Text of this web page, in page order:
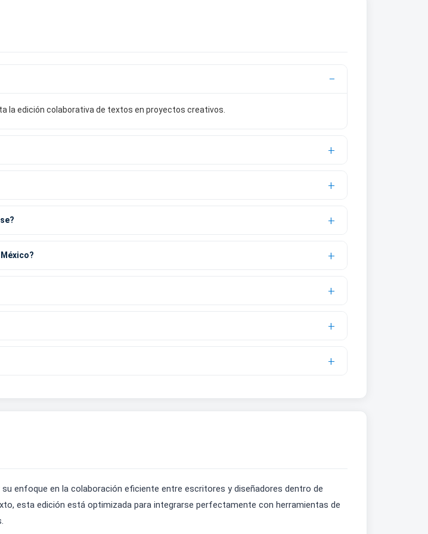
la edición colaborativa de textos en proyectos creativos.
enfoque en la colaboración eficiente entre escritores y diseñadores dentro de
esta edición está optimizada para integrarse perfectamente con herramientas de